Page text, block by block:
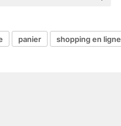
panier shopping en ligne